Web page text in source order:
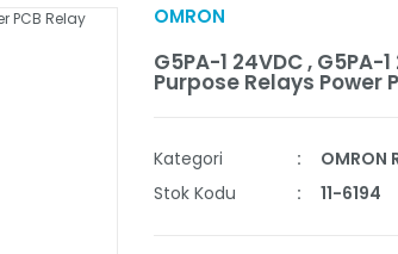
OMRON
G5PA-1 24VDC , G5PA-
Purpose Relays Power
Kategori
OMRON
Stok Kodu
11-6194